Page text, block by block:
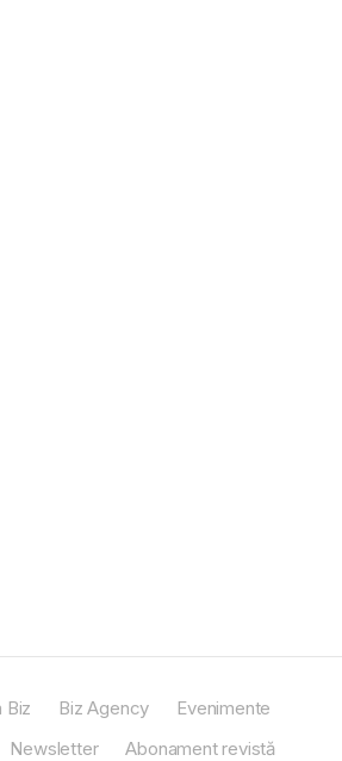
Biz Biz Agency
Evenimente
Newsletter Abonament revistă